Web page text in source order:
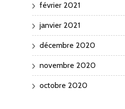
février 2021
janvier 2021
décembre 2020
novembre 2020
octobre 2020